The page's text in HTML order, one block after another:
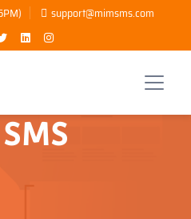
support@mimsms.com